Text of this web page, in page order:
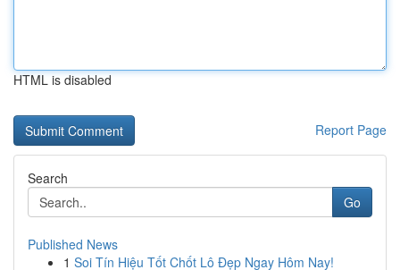
HTML is disabled
Report Page
Search
Go
Published News
1 Soi Tín Hiệu Tốt Chốt Lô Đẹp Ngay Hôm Nay!